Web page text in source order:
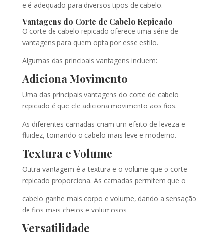
e é adequado para diversos tipos de cabelo.
Vantagens do Corte de Cabelo Repicado
O corte de cabelo repicado oferece uma série de
vantagens para quem opta por esse estilo.
Algumas das principais vantagens incluem:
Adiciona Movimento
Uma das principais vantagens do corte de cabelo
repicado é que ele adiciona movimento aos fios.
As diferentes camadas criam um efeito de leveza e
fluidez, tornando o cabelo mais leve e moderno.
Textura e Volume
Outra vantagem é a textura e o volume que o corte
repicado proporciona. As camadas permitem que o
cabelo ganhe mais corpo e volume, dando a sensação
de fios mais cheios e volumosos.
Versatilidade